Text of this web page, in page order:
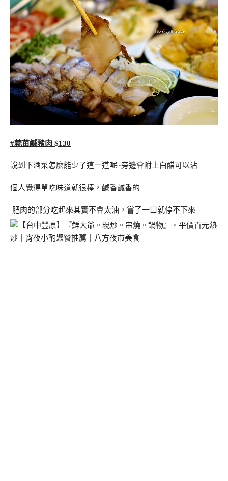
#蒜苗鹹豬肉 $130
說到下酒菜怎麼能少了這一道呢~旁邊會附上白醋可以沾
個人覺得單吃味道就很棒，鹹香鹹香的
肥肉的部分吃起來其實不會太油，嘗了一口就停不下來